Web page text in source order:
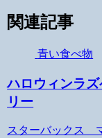
関連記事
青い食べ物
ハロウィンラ
リー
スターバックス